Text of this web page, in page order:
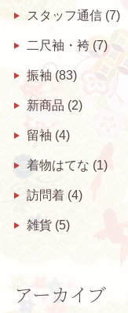
スタッフ通信(7)
二尺袖・袴 (7)
振袖 (83)
新商品 (2)
留袖 (4)
着物はてな (1)
訪問着(4)
雑貨(5)
アーカイブ